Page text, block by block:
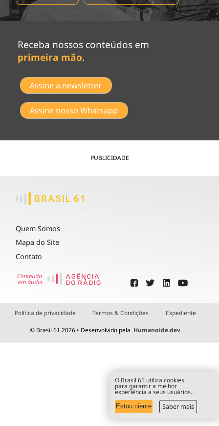
Receba nossos conteúdos em
primeira mão.
Assine a newsletter
Assine nosso Whatsapp
PUBLICIDADE
Quem Somos
Mapa do Site
Contato
Política de privacidade Termos & Condições Expediente
© Brasil 61 2026 • Desenvolvido pela Humanoide.dev
O Brasil 61 utiliza cookies
para garantir a melhor
experiência a seus usuários.
Estou ciente Saber mais